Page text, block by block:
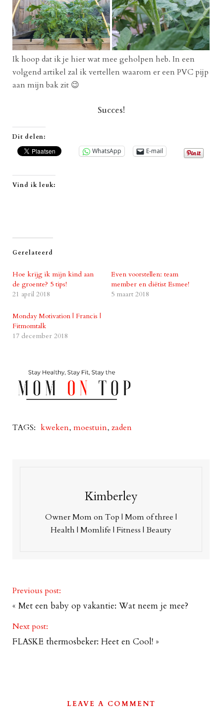
Ik hoop dat ik je hier wat mee geholpen heb. In een
volgend artikel zal ik vertellen waarom er een PVC pijp
aan mijn bak zit 😉
Succes!
Dit delen:
WhatsApp E-mail
Vind ik leuk:
Gerelateerd
Hoe krijg ik mijn kind aan
de groente? 5 tips!
21 april 2018
Even voorstellen: team
member en diëtist Esmee!
5 maart 2018
Monday Motivation | Francis |
Fitmomtalk
17 december 2018
TAGS: kweken, moestuin, zaden
Kimberley
Owner Mom on Top | Mom of three |
Health | Momlife | Fitness | Beauty
Previous post:
« Met een baby op vakantie: Wat neem je mee?
Next post:
FLASKE thermosbeker: Heet en Cool! »
LEAVE A COMMENT